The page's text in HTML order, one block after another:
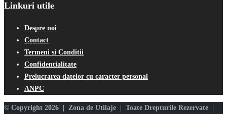
Linkuri utile
Despre noi
Contact
Termeni si Conditii
Confidentialitate
Prelucrarea datelor cu caracter personal
ANPC
© Copyright 2026 | Zona de Utilaje | Toate Drepturile Rezervate |